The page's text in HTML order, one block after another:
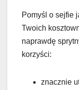
Pomyśl o sejfie
Twoich
naprawdę
korzyści:
znacznie